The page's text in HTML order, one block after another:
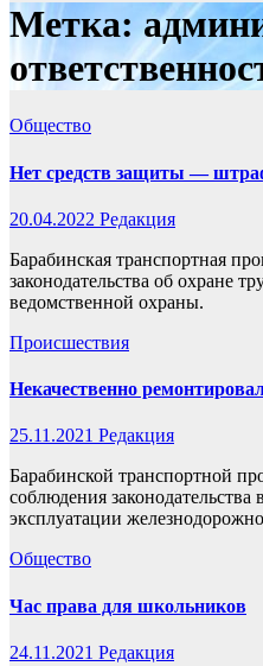
Метка:
Общество
Нет средств защиты —
20.04.2022 Редакция
Барабинская транспортная
законодательства об охране
ведомственной охраны.
Происшествия
Некачественно
25.11.2021 Редакция
Барабинской транспортной
соблюдения законодательства
эксплуатации
Общество
Час права для школьников
24.11.2021 Редакция